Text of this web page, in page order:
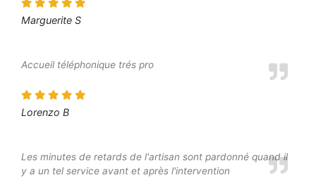
Marguerite S
Accueil téléphonique trés pro
Lorenzo B
Les minutes de retards de l'artisan sont pardonné quand il
y a un tel service avant et après l'intervention